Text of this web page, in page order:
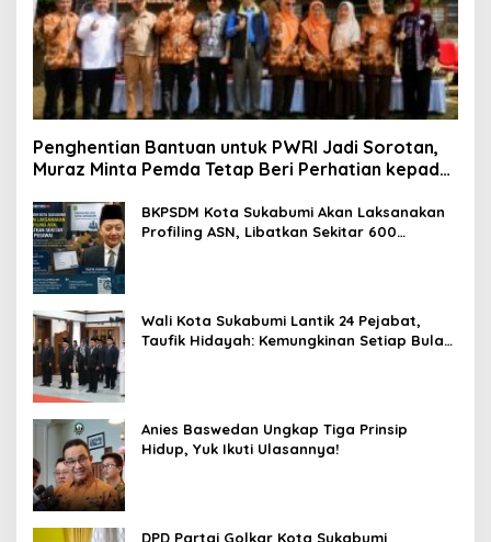
Penghentian Bantuan untuk PWRI Jadi Sorotan,
Muraz Minta Pemda Tetap Beri Perhatian kepada
BKPSDM Kota Sukabumi Akan Laksanakan
Profiling ASN, Libatkan Sekitar 600
Wali Kota Sukabumi Lantik 24 Pejabat,
Taufik Hidayah: Kemungkinan Setiap Bulan
Anies Baswedan Ungkap Tiga Prinsip
Hidup, Yuk Ikuti Ulasannya!
DPD Partai Golkar Kota Sukabumi